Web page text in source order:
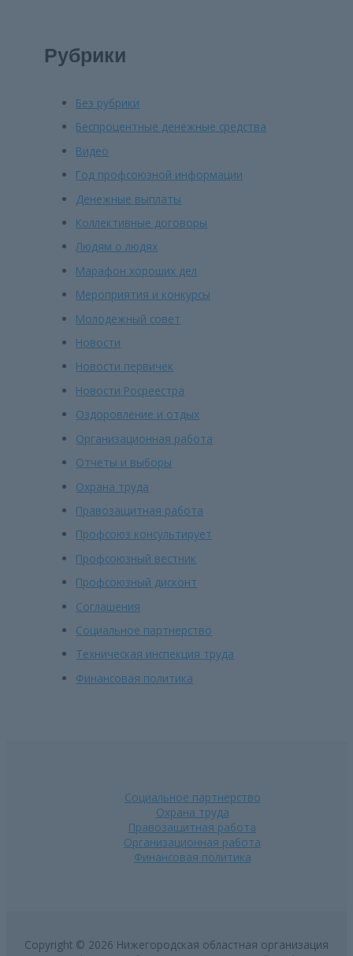
Рубрики
Без рубрики
Беспроцентные денежные средства
Видео
Год профсоюзной информации
Денежные выплаты
Коллективные договоры
Людям о людях
Марафон хороших дел
Мероприятия и конкурсы
Молодежный совет
Новости
Новости первичек
Новости Росреестра
Оздоровление и отдых
Организационная работа
Отчеты и выборы
Охрана труда
Правозащитная работа
Профсоюз консультирует
Профсоюзный вестник
Профсоюзный дисконт
Соглашения
Социальное партнерство
Техническая инспекция труда
Финансовая политика
Социальное партнерство
Охрана труда
Правозащитная работа
Организационная работа
Финансовая политика
Copyright © 2026 Нижегородская областная организация